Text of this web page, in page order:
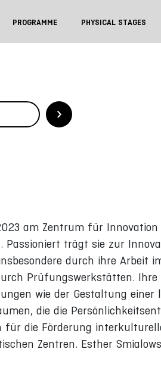
PROGRAMME PHYSICAL STAGES
am Zentrum für
Passioniert trägt sie zur
durch ihre Arbeit
Prüfungswerkstätten.
wie der Gestaltung
die die
für die Förderung
Zentren. Esther